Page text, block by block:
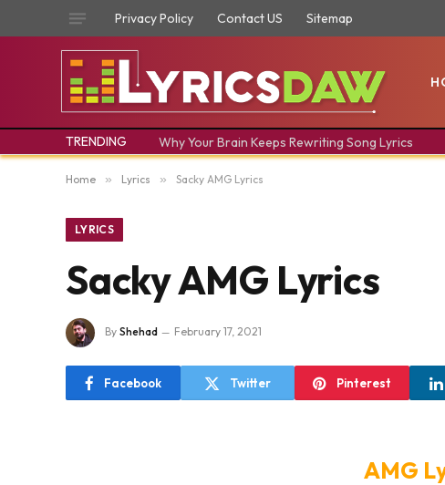
Privacy Policy Contact US Sitemap
TRENDING Why Your Brain Keeps Rewriting Song Lyrics
Home » Lyrics » Sacky AMG Lyrics
LYRICS
Sacky AMG Lyrics
By Shehad February 17, 2021
Facebook Twitter Pinterest
AMG